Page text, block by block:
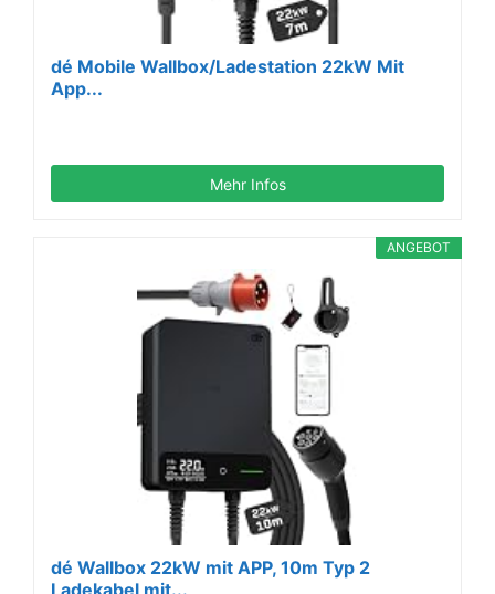
dé Mobile Wallbox/Ladestation 22kW Mit
App...
Mehr Infos
ANGEBOT
dé Wallbox 22kW mit APP, 10m Typ 2
Ladekabel mit...